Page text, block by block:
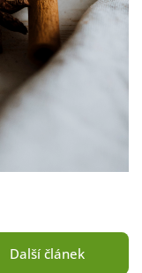
Další článek